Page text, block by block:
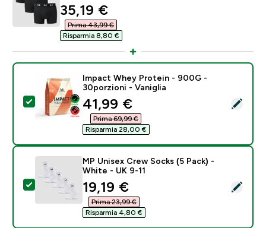
discounted price
35,19 €‎
Prima 43,99 €‎
Risparmia 8,80 €‎
Seleziona questo prodotto - Impact Whey Protein -
Impact Whey Protein - 900G -
30porzioni - Vaniglia
discounted price
41,99 €‎
Prima 69,99 €‎
Risparmia 28,00 €‎
Seleziona questo prodotto - MP Unisex Crew Socks
MP Unisex Crew Socks (5 Pack) -
White - UK 9-11
discounted price
19,19 €‎
Prima 23,99 €‎
Risparmia 4,80 €‎